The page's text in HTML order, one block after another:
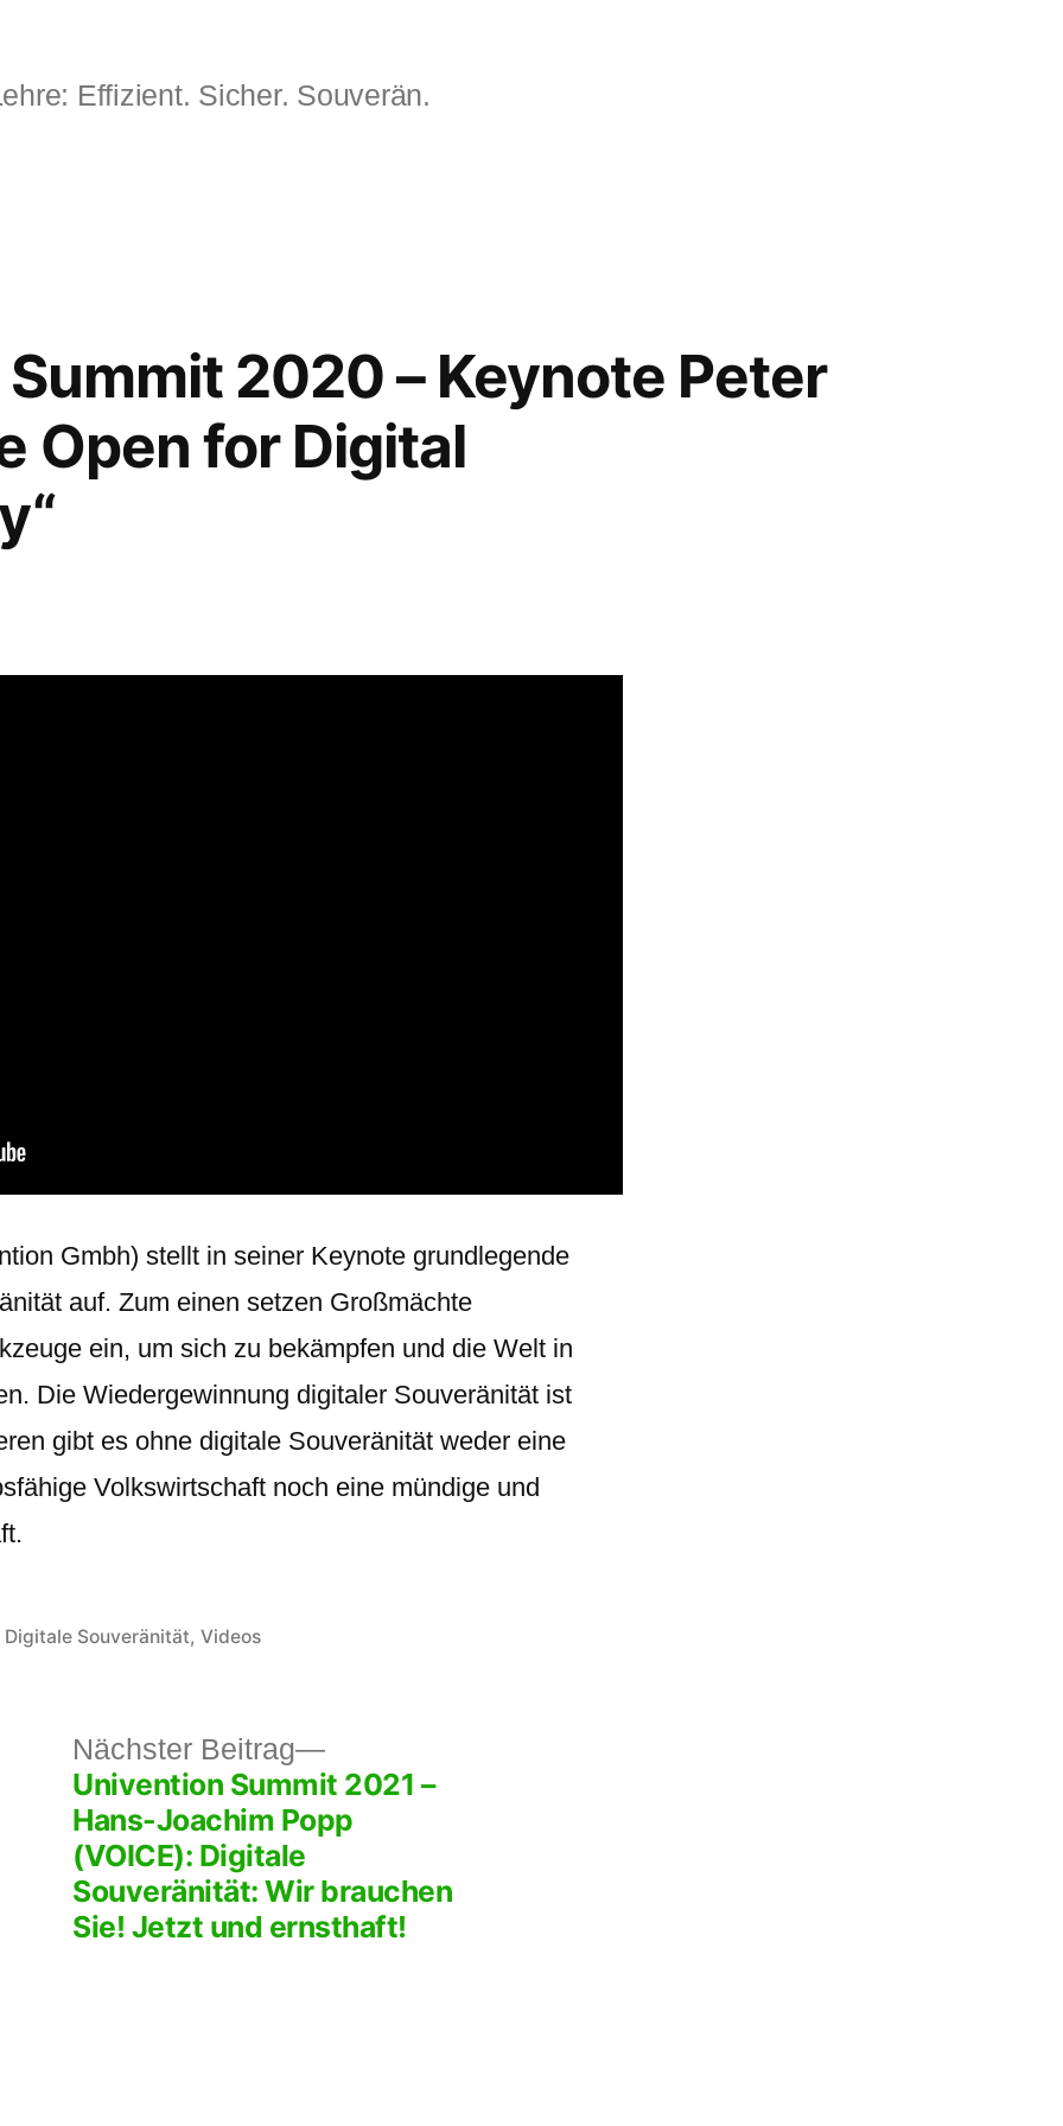
Effizient. Sicher. Souverän.
2020 – Keynote Peter
Open for Digital
Gmbh) stellt in seiner Keynote grundlegende
auf. Zum einen setzen Großmächte
ein, um sich zu bekämpfen und die Welt in
Die Wiedergewinnung digitaler Souveränität ist
gibt es ohne digitale Souveränität weder eine
Volkswirtschaft noch eine mündige und
Veröffentlicht
Digitale Souveränität, Videos
Nächster Beitrag
Nächster
Beitrag:
Univention Summit 2021 –
Hans-Joachim Popp
(VOICE): Digitale
Souveränität: Wir brauchen
Sie! Jetzt und ernsthaft!